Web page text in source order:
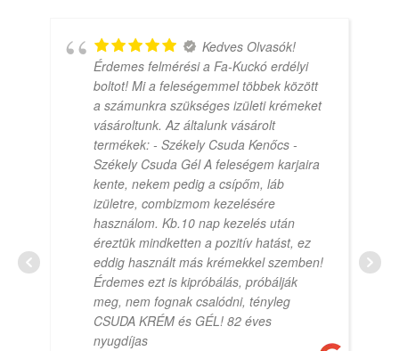
Kedves Olvasók!
Érdemes felmérési a Fa-Kuckó erdélyi
boltot! Mi a feleségemmel többek között
a számunkra szükséges izületi krémeket
vásároltunk. Az általunk vásárolt
termékek: - Székely Csuda Kenőcs -
Székely Csuda Gél A feleségem karjaira
kente, nekem pedig a csípőm, láb
izületre, combizmom kezelésére
használom. Kb.10 nap kezelés után
éreztük mindketten a pozitív hatást, ez
eddig használt más krémekkel szemben!
Érdemes ezt is kipróbálás, próbálják
meg, nem fognak csalódni, tényleg
CSUDA KRÉM és GÉL! 82 éves
nyugdíjas